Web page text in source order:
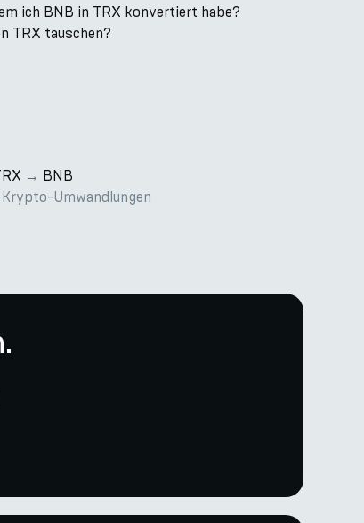
ich BNB in TRX konvertiert habe?
TRX tauschen?
→ BNB
Umwandlungen